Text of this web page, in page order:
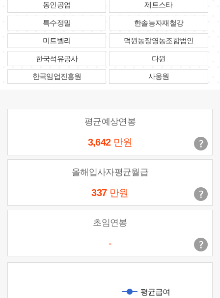
동인공업 제트스타
특수정밀 한솔농자재철강
미트벨리 덕원농장영농조합법인
한국석유공사 다원
한국임업진흥원 사옹원
평균예상연봉
3,642 만원
올해입사자평균월급
337 만원
초임연봉
-
평균급여